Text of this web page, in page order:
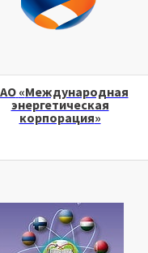
«Международная
энергетическая
корпорация»